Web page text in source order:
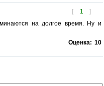
[ 1 ]
на долгое время. Ну и
Оценка: 10